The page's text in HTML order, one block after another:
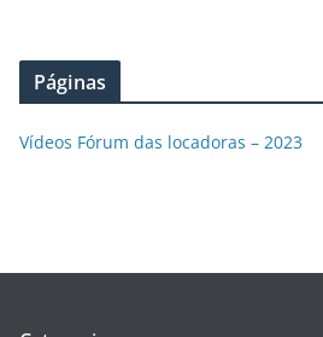
Páginas
Vídeos Fórum das locadoras – 2023